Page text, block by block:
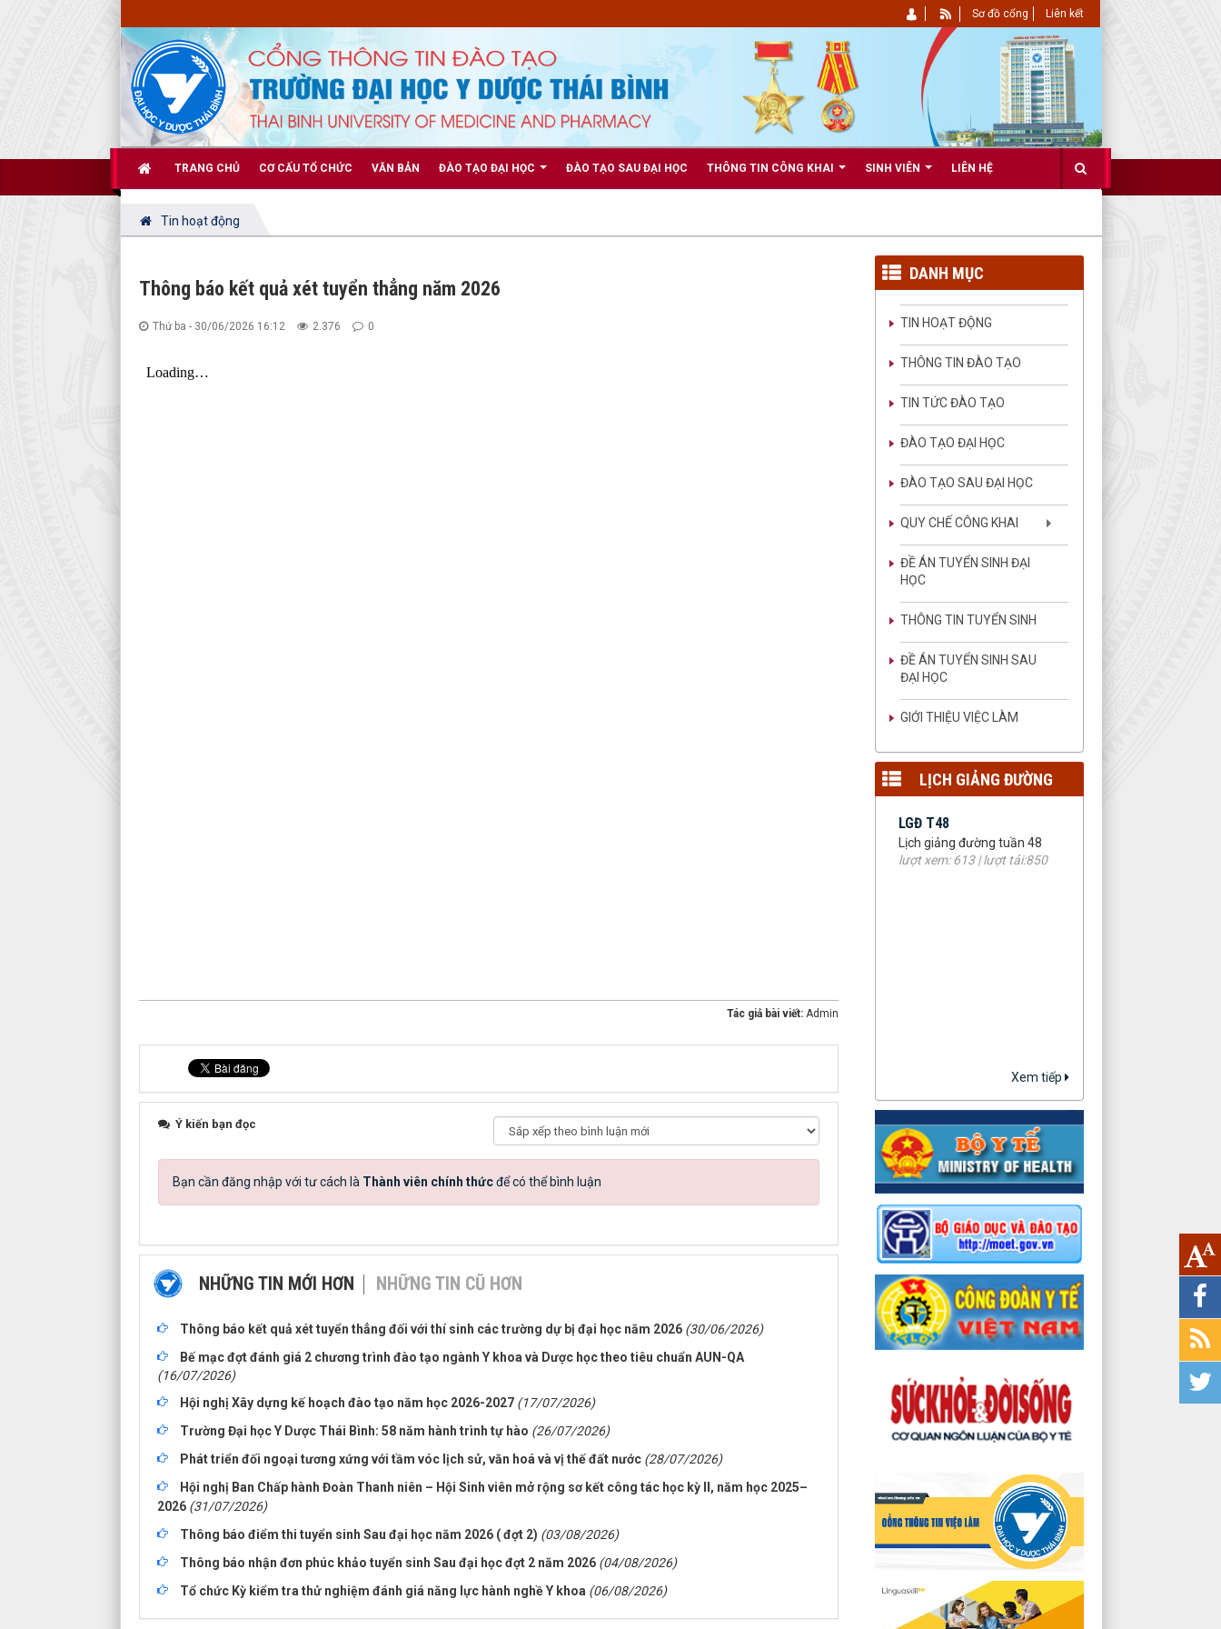
TRANG CHỦ CƠ CẤU TỔ CHỨC VĂN BẢN ĐÀO TẠO ĐẠI HỌC ĐÀO TẠO SAU ĐẠI HỌC THÔNG TIN CÔNG KHAI SINH VIÊN LIÊN HỆ
Sơ đồ cổng Liên kết
Tin hoạt động
Thông báo kết quả xét tuyển thẳng năm 2026
Thứ ba - 30/06/2026 16:12 2.376 0
Tác giả bài viết: Admin
Ý kiến bạn đọc
Bạn cần đăng nhập với tư cách là Thành viên chính thứcđể có thể bình luận
NHỮNG TIN MỚI HƠN NHỮNG TIN CŨ HƠN
Thông báo kết quả xét tuyển thẳng đối với thí sinh các trường dự bị đại học năm 2026 (30/06/2026)
Bế mạc đợt đánh giá 2 chương trình đào tạo ngành Y khoa và Dược học theo tiêu chuẩn AUN-QA
(16/07/2026)
Hội nghị Xây dựng kế hoạch đào tạo năm học 2026-2027 (17/07/2026)
Trường Đại học Y Dược Thái Bình: 58 năm hành trình tự hào (26/07/2026)
Phát triển đối ngoại tương xứng với tầm vóc lịch sử, văn hoá và vị thế đất nước (28/07/2026)
Hội nghị Ban Chấp hành Đoàn Thanh niên – Hội Sinh viên mở rộng sơ kết công tác học kỳ II, năm học 2025–
2026 (31/07/2026)
Thông báo điểm thi tuyển sinh Sau đại học năm 2026 ( đợt 2) (03/08/2026)
Thông báo nhận đơn phúc khảo tuyển sinh Sau đại học đợt 2 năm 2026 (04/08/2026)
Tổ chức Kỳ kiểm tra thử nghiệm đánh giá năng lực hành nghề Y khoa (06/08/2026)
DANH MỤC
TIN HOẠT ĐỘNG
THÔNG TIN ĐÀO TẠO
TIN TỨC ĐÀO TẠO
ĐÀO TẠO ĐẠI HỌC
ĐÀO TẠO SAU ĐẠI HỌC
QUY CHẾ CÔNG KHAI
ĐỀ ÁN TUYỂN SINH ĐẠI
HỌC
THÔNG TIN TUYỂN SINH
ĐỀ ÁN TUYỂN SINH SAU
ĐẠI HỌC
GIỚI THIỆU VIỆC LÀM
LỊCH GIẢNG ĐƯỜNG
LGĐ T04
Lịch giảng đường tuần 04
lượt xem: 134 | lượt tải:247
LGĐ T03
Lịch giảng đường tuần 03
lượt xem: 1461 | lượt
tải:3929
Lịch giảng đường tuần 02
lượt xem: 1208 | lượt
LGT 01
lượt xem: 1355 | lượt
tải:2743
Lịch giảng đường tuần 48
lượt xem: 613 | lượt tải:850
Xem tiếp